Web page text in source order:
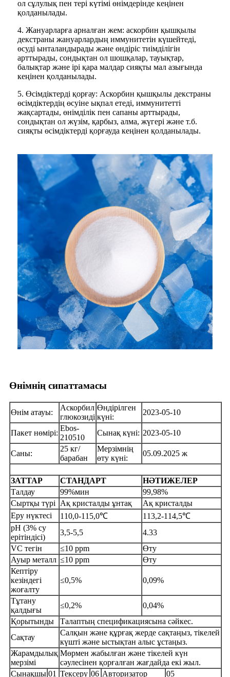
ол сұлулық пен тері күтімі өнімдерінде кеңінен
қолданылады.
4. Жануарларға арналған жем: аскорбин қышқылы
декстраны жануарлардың иммунитетін күшейтеді,
өсуді ынталандырады және өндіріс тиімділігін
арттырады, сондықтан ол шошқалар, тауықтар,
балықтар және ірі қара малдар сияқты мал азығында
кеңінен қолданылады.
5. Өсімдіктерді қорғау: Аскорбин қышқылы декстраны
өсімдіктердің өсуіне ықпал етеді, иммунитетті
жақсартады, өнімділік пен сапаны арттырады,
сондықтан ол жүзім, қарбыз, алма, жүгері және т.б.
сияқты өсімдіктерді қорғауда кеңінен қолданылады.
Өнімнің сипаттамасы
Өнім атауы:
Аскорбил
глюкозиді
Өндірілген
күні:
2023-05-10
Пакет нөмірі:
Ebos-
210510
Сынақ күні: 2023-05-10
Саны:
25 кг/
барабан
Мерзімнің
өту күні:
05.09.2025 ж
ЗАТТАР СТАНДАРТ
НӘТИЖЕЛЕР
Талдау
99%мин
99,98%
Сыртқы түрі
Ақ кристалды ұнтақ
Ақ кристалды
Еру нүктесі
110,0-115,0℃
113,2-114,5℃
рН (3% су
ерітіндісі)
3,5-5,5
4.33
VC тегін
≤10 ppm
Өту
Ауыр металл ≤10 ppm
Өту
Кептіру
кезіндегі
жоғалту
≤0,5% 0,09%
Тұтану
қалдығы
≤0,2%
0,04%
Қорытынды
Талаптың спецификациясына сәйкес.
Сақтау
Салқын және құрғақ жерде сақтаңыз, тікелей
күшті және ыстықтан алыс ұстаңыз.
Жарамдылық
мерзімі
Мөрмен жабылған және тікелей күн
сәулесінен қорғалған жағдайда екі жыл.
Сынақшы 01 Тексеру 06 Авторизатор 05